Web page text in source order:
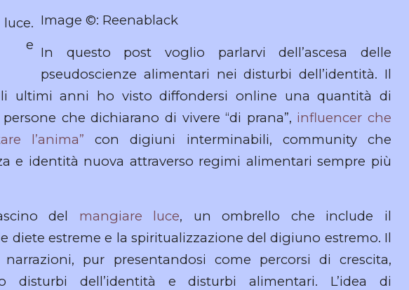
Image ©: Reenablack
In questo post voglio parlarvi dell’ascesa delle
pseudoscienze alimentari nei disturbi dell’identità. Il
ultimi anni ho visto diffondersi online una quantità di
che dichiarano di vivere “di prana”, influencer che
l’anima” con digiuni interminabili, community che
e identità nuova attraverso regimi alimentari sempre più
del mangiare luce, un ombrello che include il
diete estreme e la spiritualizzazione del digiuno estremo. Il
narrazioni, pur presentandosi come percorsi di crescita,
disturbi dell’identità e disturbi alimentari. L’idea di